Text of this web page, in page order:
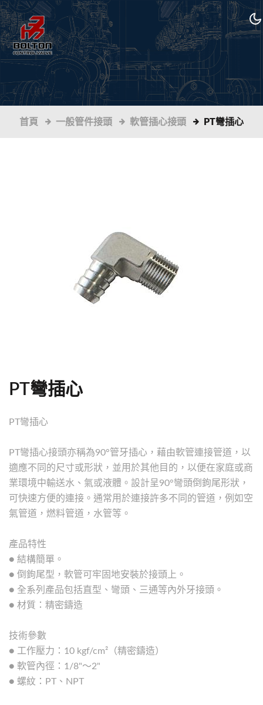
首頁 一般管件接頭 軟管插心接頭 PT彎插心
PT彎插心
PT彎插心
PT彎插心接頭亦稱為90°管牙插心，藉由軟管連接管道，以
適應不同的尺寸或形狀，並用於其他目的，以便在家庭或商
業環境中輸送水、氣或液體。設計呈90°彎頭倒鉤尾形狀，
可快速方便的連接。通常用於連接許多不同的管道，例如空
氣管道，燃料管道，水管等。
產品特性
● 結構簡單。
● 倒鉤尾型，軟管可牢固地安裝於接頭上。
● 全系列產品包括直型、彎頭、三通等內外牙接頭。
● 材質：精密鑄造
技術參數
● 工作壓力：10 kgf/cm²（精密鑄造）
● 軟管內徑：1/8"～2"
● 螺紋：PT、NPT